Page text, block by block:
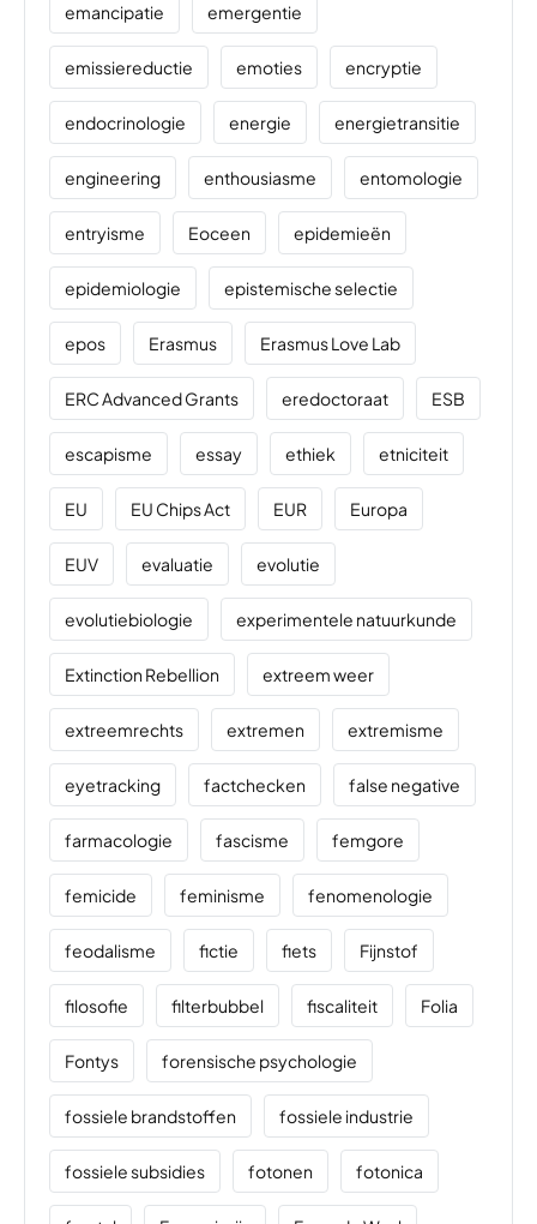
emancipatie emergentie
emissiereductie emoties encryptie
endocrinologie energie energietransitie
engineering enthousiasme entomologie
entryisme Eoceen epidemieën
epidemiologie epistemische selectie
epos Erasmus Erasmus Love Lab
ERC Advanced Grants eredoctoraat ESB
escapisme essay ethiek etniciteit
EU EU Chips Act EUR Europa
EUV evaluatie evolutie
evolutiebiologie experimentele natuurkunde
Extinction Rebellion extreem weer
extreemrechts extremen extremisme
eyetracking factchecken false negative
farmacologie fascisme femgore
femicide feminisme fenomenologie
feodalisme fictie fiets Fijnstof
filosofie filterbubbel fiscaliteit Folia
Fontys forensische psychologie
fossiele brandstoffen fossiele industrie
fossiele subsidies fotonen fotonica